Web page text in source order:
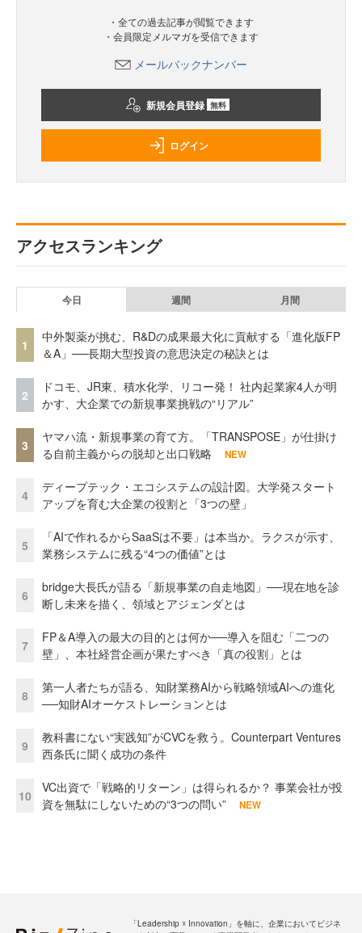
・全ての過去記事が閲覧できます
・会員限定メルマガを受信できます
メールバックナンバー
新規会員登録 無料
ログイン
アクセスランキング
今日 週間 月間
1
中外製薬が挑む、R&Dの成果最大化に貢献する「進化版FP
＆A」──長期大型投資の意思決定の秘訣とは
2
ドコモ、JR東、積水化学、リコー発！ 社内起業家4人が明
かす、大企業での新規事業挑戦の“リアル”
3
ヤマハ流・新規事業の育て方。「TRANSPOSE」が仕掛け
る自前主義からの脱却と出口戦略
NEW
4
ディープテック・エコシステムの設計図。大学発スタート
アップを育む大企業の役割と「3つの壁」
5
「AIで作れるからSaaSは不要」は本当か。ラクスが示す、
業務システムに残る“4つの価値”とは
6
bridge大長氏が語る「新規事業の自走地図」──現在地を診
断し未来を描く、領域とアジェンダとは
7
FP＆A導入の最大の目的とは何か──導入を阻む「二つの
壁」、本社経営企画が果たすべき「真の役割」とは
8
第一人者たちが語る、知財業務AIから戦略領域AIへの進化
──知財AIオーケストレーションとは
9
教科書にない“実践知”がCVCを救う。Counterpart Ventures
西条氏に聞く成功の条件
10
VC出資で「戦略的リターン」は得られるか？ 事業会社が投
資を無駄にしないための“3つの問い”
NEW
「Leadership ☓ Innovation」を軸に、企業においてビジネ